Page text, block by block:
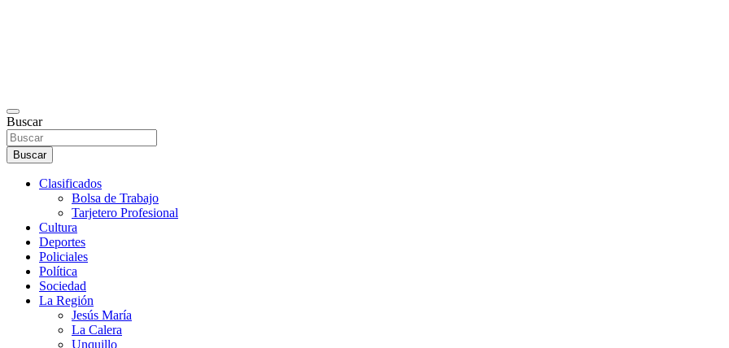
Buscar
Buscar
Clasificados
Bolsa de Trabajo
Tarjetero Profesional
Cultura
Deportes
Policiales
Política
Sociedad
La Región
Jesús María
La Calera
Unquillo